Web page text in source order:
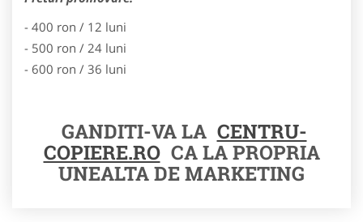
- 400 ron / 12 luni
- 500 ron / 24 luni
- 600 ron / 36 luni
GANDITI-VA LA CENTRU-
COPIERE.RO CA LA PROPRIA
UNEALTA DE MARKETING